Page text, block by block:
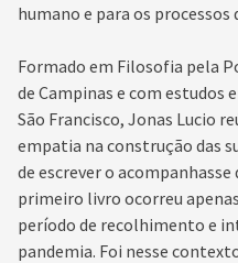
humano e para os
Formado em Filosofia pela
de Campinas e com estudos
São Francisco, Jonas Lucio
empatia na construção das
de escrever o
primeiro livro ocorreu
período de recolhimento e
pandemia. Foi nesse